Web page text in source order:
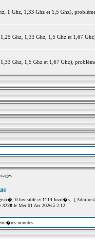
1 Ghz, 1,33 Ghz et 1,5 Ghz),
Ghz, 1,33 Ghz, 1,5 Ghz et 1,67
Ghz, 1,5 Ghz et 1,67 Ghz),
0 Invisible et 1114 Invit�s [
3728le Mer 01 Avr 2026 à 2:12
minutes